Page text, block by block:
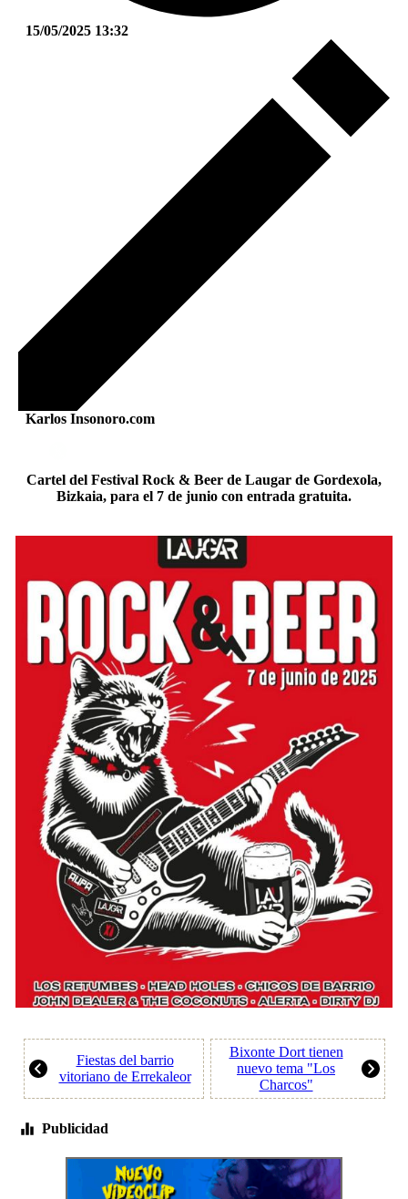
15/05/2025 13:32
Karlos Insonoro.com
Cartel del Festival Rock & Beer de Laugar de Gordexola,
Bizkaia, para el 7 de junio con entrada gratuita.
Fiestas del barrio
vitoriano de Errekaleor
Bixonte Dort tienen
nuevo tema "Los
Charcos"
Publicidad